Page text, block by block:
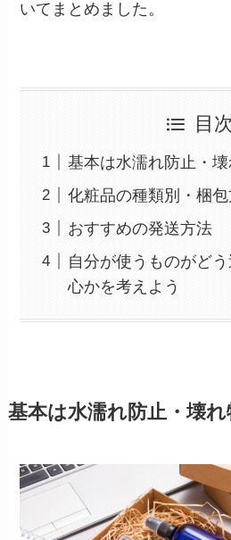
いてまとめました。
目次
基本は水濡れ防止・
化粧品の種類別・梱
おすすめの発送方法
自分が使うものがど
心かを考えよう
基本は水濡れ防止・壊れ